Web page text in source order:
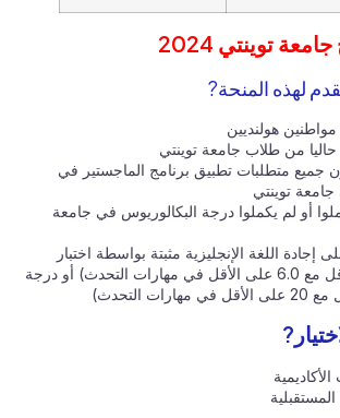
توينتي 2024
لهذه المنحة?
هولنديين
من طلاب جامعة توينتي
جميع متطلبات تطبيق برنامج الماجستير في
توينتي
أو لم يكملوا درجة البكالوريوس في جامعة
اللغة الإنجليزية مثبتة بواسطة اختبار
الآيلتس (6.5 على الأقل مع 6.0 على الأقل في مهارات التحدث) أو درجة
المستقبلية